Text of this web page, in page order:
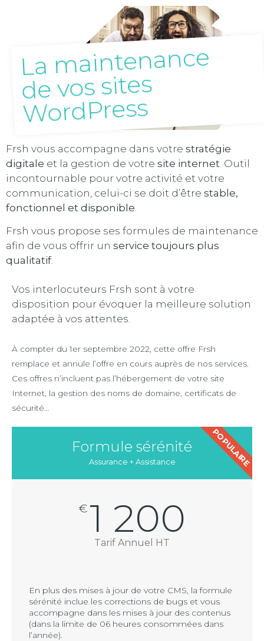
La maintenance
de vos sites
WordPress
Frsh vous accompagne dans votre stratégie
digitale et la gestion de votre site internet . Outil
incontournable pour votre activité et votre
communication, celui-ci se doit d’être stable,
fonctionnel et disponible
Frsh vous propose ses formules de maintenance
afin de vous offrir un service toujours plus
qualitatif.
Vos interlocuteurs Frsh sont à votre
disposition pour évoquer la meilleure solution
adaptée à vos attentes.
À compter du 1er septembre 2022, cette offre Frsh
remplace et annule l’offre en cours auprès de nos services.
Ces offres n’incluent pas l’hébergement de votre site
Internet, la gestion des noms de domaine, certificats de
sécurité…
Formule sérénité
Assurance + Assistance
€ 1 200
Tarif Annuel HT
En plus des mises à jour de votre CMS, la formule
sérénité inclue les corrections de bugs et vous
accompagne dans les mises à jour des contenus
(dans la limite de 06 heures consommées dans
l’année).
POPULAIRE